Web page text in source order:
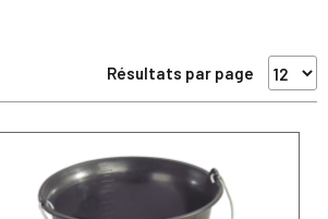
Résultats par page